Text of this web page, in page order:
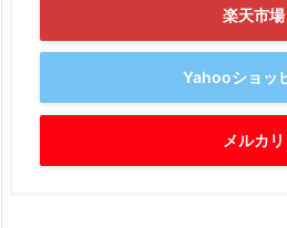
楽天市場
Yahooショッ
メルカリ